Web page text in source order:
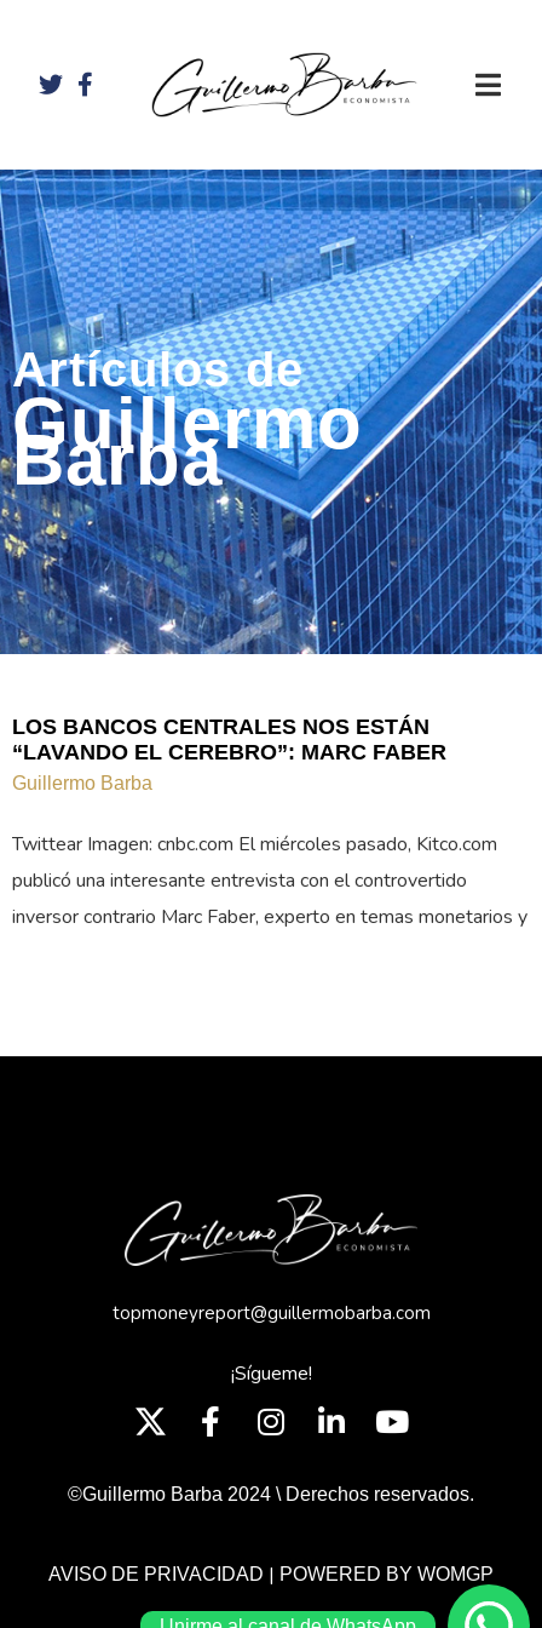
Artículos de
Guillermo
Barba
LOS BANCOS CENTRALES NOS ESTÁN
“LAVANDO EL CEREBRO”: MARC FABER
Guillermo Barba
Twittear Imagen: cnbc.com El miércoles pasado, Kitco.com
publicó una interesante entrevista con el controvertido
inversor contrario Marc Faber, experto en temas monetarios y
topmoneyreport@guillermobarba.com
¡Sígueme!
©Guillermo Barba 2024 \ Derechos reservados.
AVISO DE PRIVACIDAD | POWERED BY WOMGP